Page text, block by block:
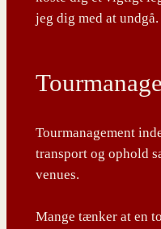
jeg dig med at undgå.
Tourmanagement
transport og ophold
venues.
Mange tænker at en